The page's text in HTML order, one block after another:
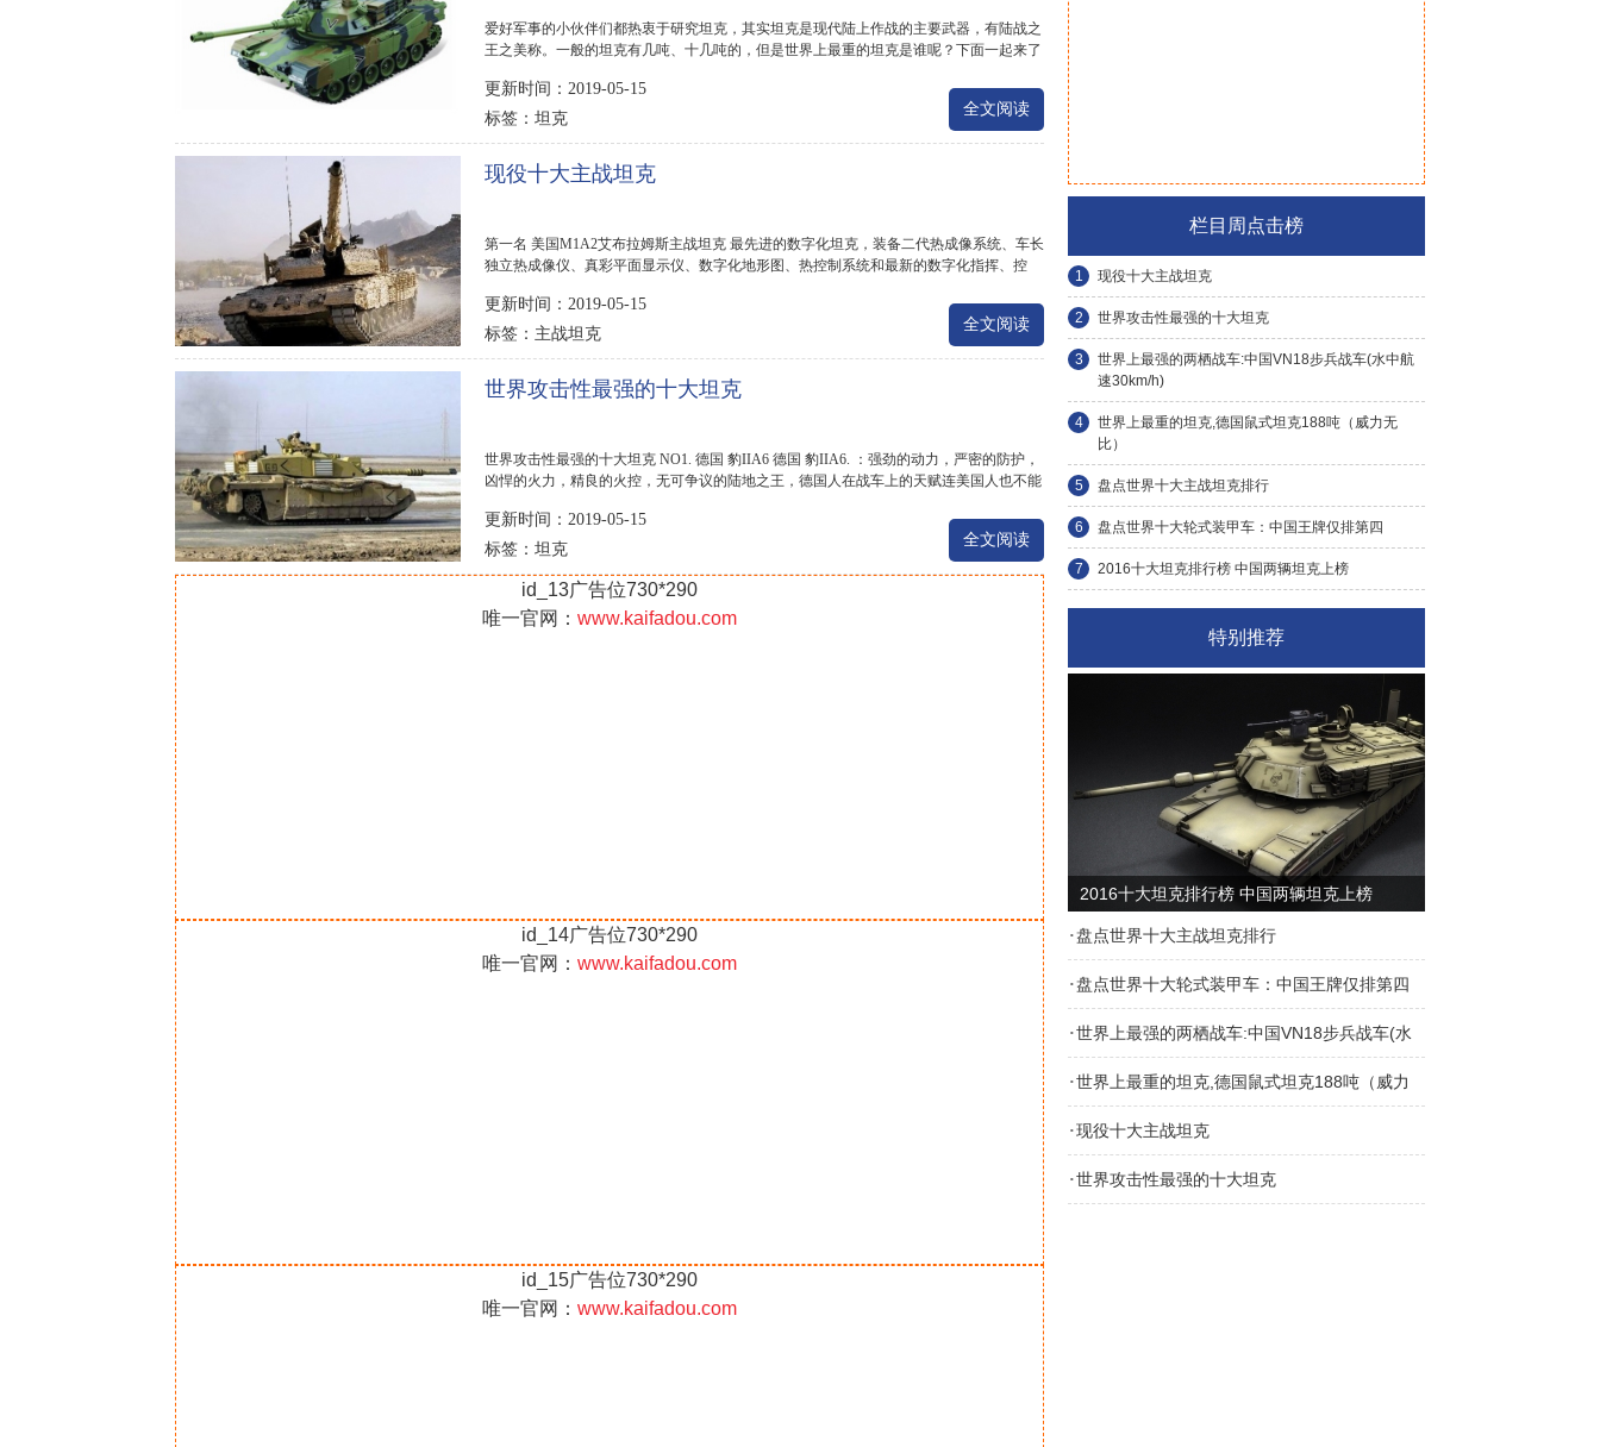
爱好军事的小伙伴们都热衷于研究坦克，其实坦克是现代陆上作战的主要武器，有陆战之
王之美称。一般的坦克有几吨、十几吨的，但是世界上最重的坦克是谁呢？下面一起来了
更新时间：2019-05-15
标签： 坦克 全文阅读
现役十大主战坦克
第一名 美国M1A2艾布拉姆斯主战坦克 最先进的数字化坦克，装备二代热成像系统、车长
独立热成像仪、真彩平面显示仪、数字化地形图、热控制系统和最新的数字化指挥、控
更新时间：2019-05-15
标签： 主战坦克 全文阅读
世界攻击性最强的十大坦克
世界攻击性最强的十大坦克 NO1. 德国 豹IIA6 德国 豹IIA6. ：强劲的动力，严密的防护，
凶悍的火力，精良的火控，无可争议的陆地之王，德国人在战车上的天赋连美国人也不能
更新时间：2019-05-15
标签： 坦克 全文阅读
id_13广告位730*290
唯一官网： www.kaifadou.com
id_14广告位730*290
唯一官网： www.kaifadou.com
id_15广告位730*290
唯一官网： www.kaifadou.com
栏目周点击榜
1 现役十大主战坦克
2 世界攻击性最强的十大坦克
3
世界上最强的两栖战车:中国VN18步兵战车(水中航
速30km/h)
4
世界上最重的坦克,德国鼠式坦克188吨（威力无
比）
5 盘点世界十大主战坦克排行
6 盘点世界十大轮式装甲车：中国王牌仅排第四
7 2016十大坦克排行榜 中国两辆坦克上榜
特别推荐
2016十大坦克排行榜 中国两辆坦克上榜
·盘点世界十大主战坦克排行
·盘点世界十大轮式装甲车：中国王牌仅排第四
·世界上最强的两栖战车:中国VN18步兵战车(水
中航速30km/h)
·世界上最重的坦克,德国鼠式坦克188吨（威力
无比）
·现役十大主战坦克
·世界攻击性最强的十大坦克